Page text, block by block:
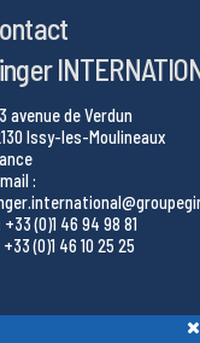
avenue de Verdun
Issy-les-Moulineaux
:
+33 (0)1 46 94 98 81
+33 (0)1 46 10 25 25